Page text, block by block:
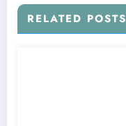
RELATED POSTS